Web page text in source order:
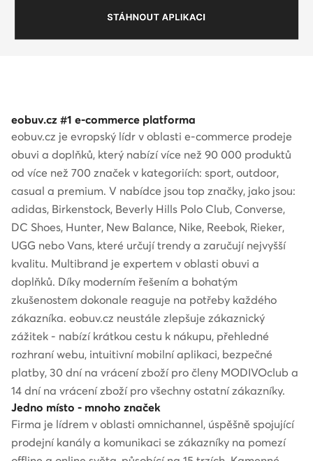
eobuv.cz #1 e-commerce platforma
eobuv.cz je evropský lídr v oblasti e-commerce prodeje
obuvi a doplňků, který nabízí více než 90 000 produktů
od více než 700 značek v kategoriích: sport, outdoor,
casual a premium. V nabídce jsou top značky, jako jsou:
adidas, Birkenstock, Beverly Hills Polo Club, Converse,
DC Shoes, Hunter, New Balance, Nike, Reebok, Rieker,
UGG nebo Vans, které určují trendy a zaručují nejvyšší
kvalitu. Multibrand je expertem v oblasti obuvi a
doplňků. Díky moderním řešením a bohatým
zkušenostem dokonale reaguje na potřeby každého
zákazníka. eobuv.cz neustále zlepšuje zákaznický
zážitek - nabízí krátkou cestu k nákupu, přehledné
rozhraní webu, intuitivní mobilní aplikaci, bezpečné
platby, 30 dní na vrácení zboží pro členy MODIVOclub a
14 dní na vrácení zboží pro všechny ostatní zákazníky.
Jedno místo - mnoho značek
Firma je lídrem v oblasti omnichannel, úspěšně spojující
prodejní kanály a komunikaci se zákazníky na pomezí